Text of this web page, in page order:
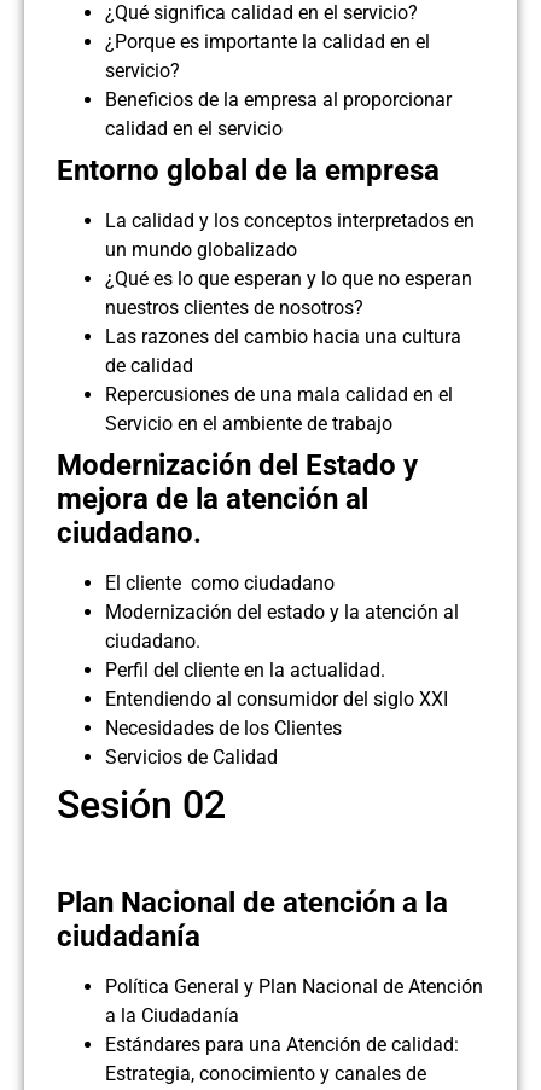
¿Qué significa calidad en el servicio?
¿Porque es importante la calidad en el
servicio?
Beneficios de la empresa al proporcionar
calidad en el servicio
Entorno global de la empresa
La calidad y los conceptos interpretados en
un mundo globalizado
¿Qué es lo que esperan y lo que no esperan
nuestros clientes de nosotros?
Las razones del cambio hacia una cultura
de calidad
Repercusiones de una mala calidad en el
Servicio en el ambiente de trabajo
Modernización del Estado y
mejora de la atención al
ciudadano.
El cliente como ciudadano
Modernización del estado y la atención al
ciudadano.
Perfil del cliente en la actualidad.
Entendiendo al consumidor del siglo XXI
Necesidades de los Clientes
Servicios de Calidad
Sesión 02
Plan Nacional de atención a la
ciudadanía
Política General y Plan Nacional de Atención
a la Ciudadanía
Estándares para una Atención de calidad:
Estrategia, conocimiento y canales de